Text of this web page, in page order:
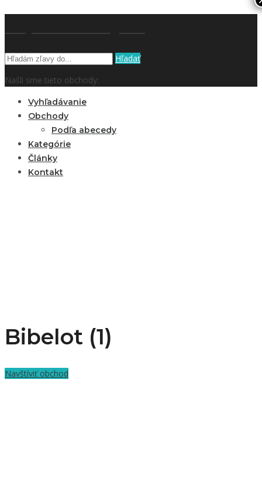
Hľadať
Našli sme tieto obchody:
Vyhľadávanie
Obchody
Podľa abecedy
Kategórie
Články
Kontakt
Bibelot (1)
Navštíviť obchod